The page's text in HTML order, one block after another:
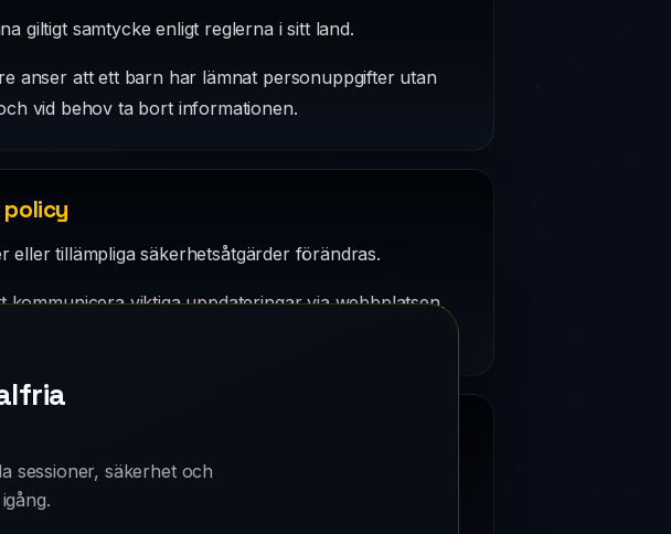
giltigt samtycke enligt reglerna i sitt land.
anser att ett barn har lämnat personuppgifter utan
vid behov ta bort informationen.
policy
eller tillämpliga säkerhetsåtgärder förändras.
viktiga uppdateringar via webbplatsen,
kanaler.
ska du använda de officiella kanaler som
sessioner, säkerhet och